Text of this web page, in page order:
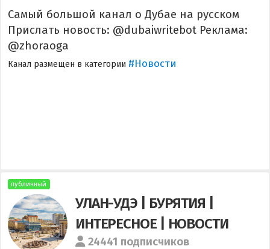
Самый большой канал о Дубае на русском
Прислать новость: @dubaiwritebot Реклама:
@zhoraoga
Канал размещен в категории #Новости
публичный
УЛАН-УДЭ | БУРЯТИЯ |
ИНТЕРЕСНОЕ | НОВОСТИ
24441 подписчиков